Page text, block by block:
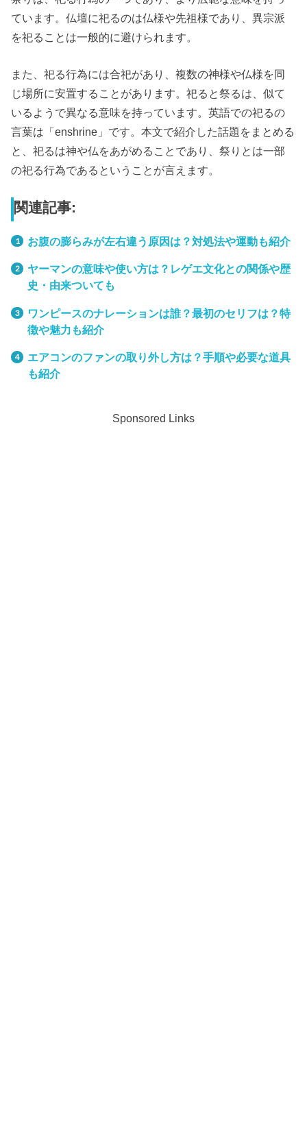
ています。仏壇に祀るのは仏様や先祖様であり、異宗派
を祀ることは一般的に避けられます。
また、祀る行為には合祀があり、複数の神様や仏様を同
じ場所に安置することがあります。祀ると祭るは、似て
いるようで異なる意味を持っています。英語での祀るの
言葉は「enshrine」です。本文で紹介した話題をまとめる
と、祀るは神や仏をあがめることであり、祭りとは一部
の祀る行為であるということが言えます。
関連記事:
お腹の膨らみが左右違う原因は？対処法や運動も紹介
ヤーマンの意味や使い方は？レゲエ文化との関係や歴
史・由来ついても
ワンピースのナレーションは誰？最初のセリフは？特
徴や魅力も紹介
エアコンのファンの取り外し方は？手順や必要な道具
も紹介
Sponsored Links